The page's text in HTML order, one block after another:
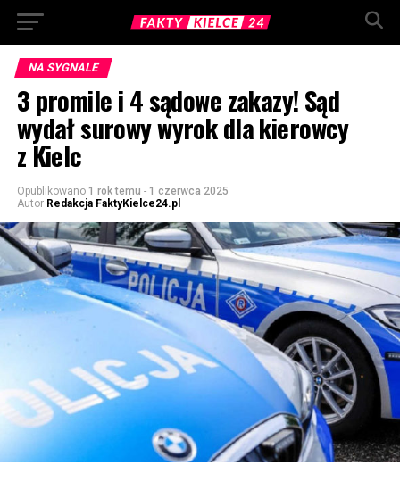
NA SYGNALE
3 promile i 4 sądowe zakazy! Sąd
wydał surowy wyrok dla kierowcy
z Kielc
Opublikowano 1 rok temu - 1 czerwca 2025
Autor Redakcja FaktyKielce24.pl